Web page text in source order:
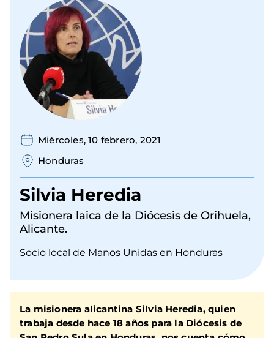
Miércoles, 10 febrero, 2021
Honduras
Silvia Heredia
Misionera laica de la Diócesis de Orihuela,
Alicante.
Socio local de Manos Unidas en Honduras
La misionera alicantina Silvia Heredia, quien
trabaja desde hace 18 años para la Diócesis de